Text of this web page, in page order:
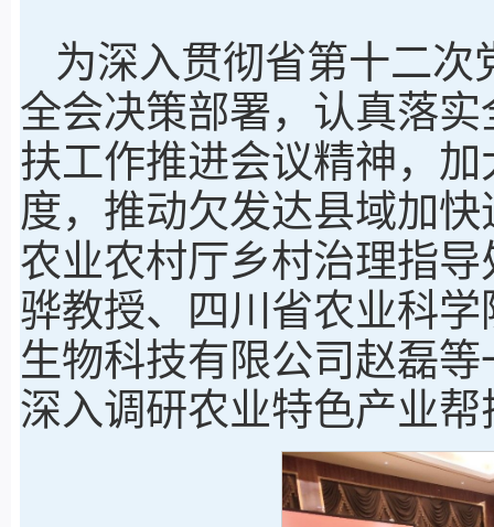
为深入贯彻省第十二
全会决策部署，认真落
扶工作推进会议精神，
度，推动欠发达县域加
农业农村厅乡村治理指
骅教授、四川省农业科
生物科技有限公司赵磊
深入调研农业特色产业